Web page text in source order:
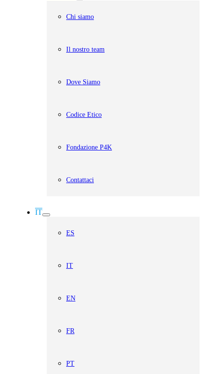
Chi siamo
Il nostro team
Dove Siamo
Codice Etico
Fondazione P4K
Contattaci
IT
ES
IT
EN
FR
PT